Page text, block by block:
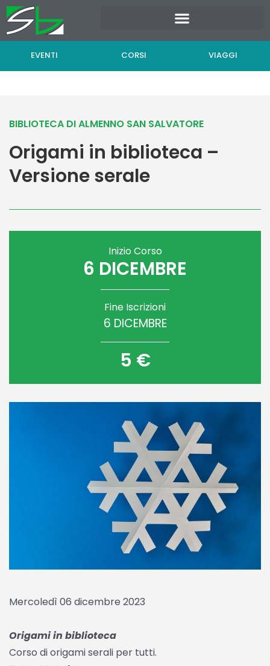
Vai
al
contenuto
EVENTI CORSI VIAGGI
BIBLIOTECA DI ALMENNO SAN SALVATORE
Origami in biblioteca –
Versione serale
Inizio Corso
6 DICEMBRE
Fine Iscrizioni
6 DICEMBRE
5 €
Mercoledì 06 dicembre 2023
Origami in biblioteca
Corso di origami serali per tutti.